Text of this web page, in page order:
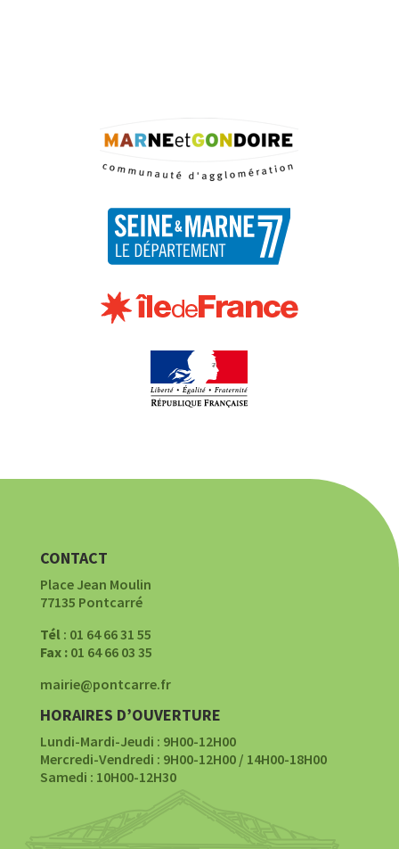
CONTACT
Place Jean Moulin
77135 Pontcarré
Tél : 01 64 66 31 55
Fax :01 64 66 03 35
mairie@pontcarre.fr
HORAIRES D’OUVERTURE
Lundi-Mardi-Jeudi : 9H00-12H00
Mercredi-Vendredi : 9H00-12H00 / 14H00-18H00
Samedi : 10H00-12H30